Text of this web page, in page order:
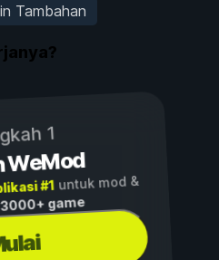
Tambahan
1
WeMod
#1untuk mod &
3000+ game